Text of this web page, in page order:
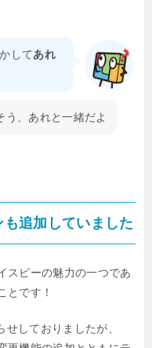
してあれ
う、あれと一緒だよ
追加していました
スピーの魅力の一つであ
とです！
せしておりましたが、